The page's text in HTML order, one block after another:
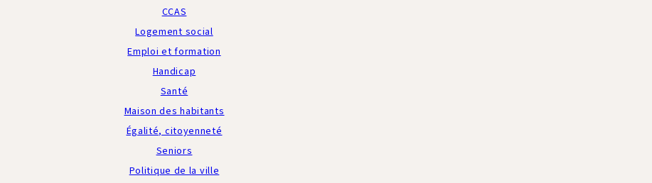
CCAS
Logement social
Emploi et formation
Handicap
Santé
Maison des habitants
Égalité, citoyenneté
Seniors
Politique de la ville